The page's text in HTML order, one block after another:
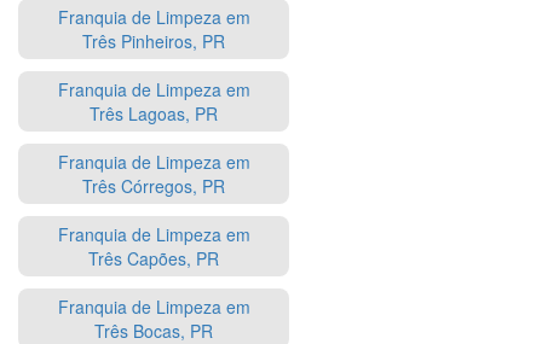
Franquia de Limpeza em
Três Pinheiros, PR
Franquia de Limpeza em
Três Lagoas, PR
Franquia de Limpeza em
Três Córregos, PR
Franquia de Limpeza em
Três Capões, PR
Franquia de Limpeza em
Três Bocas, PR